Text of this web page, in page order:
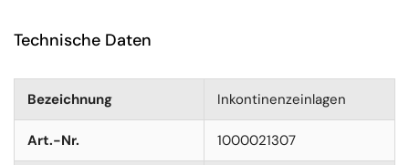
Technische Daten
Bezeichnung Inkontinenzeinlagen
Art.-Nr. 1000021307